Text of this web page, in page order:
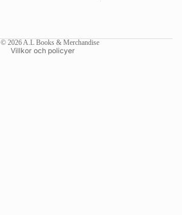
© 2026A.L Books & Merchandise
Villkor och policyer